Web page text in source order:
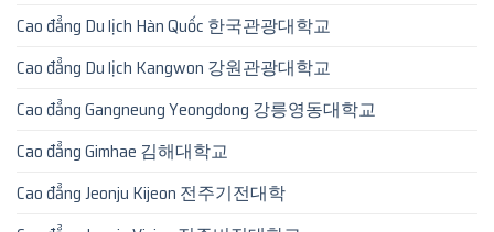
Cao đẳng Du lịch Hàn Quốc 한국관광대학교
Cao đẳng Du lịch Kangwon 강원관광대학교
Cao đẳng Gangneung Yeongdong 강릉영동대학교
Cao đẳng Gimhae 김해대학교
Cao đẳng Jeonju Kijeon 전주기전대학